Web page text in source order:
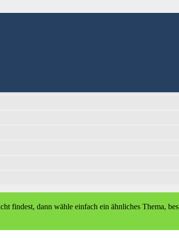
findest, dann wähle einfach ein ähnliches Thema,